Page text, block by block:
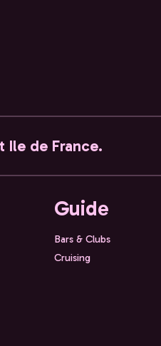
Ile de France.
Guide
Bars & Clubs
Cruising